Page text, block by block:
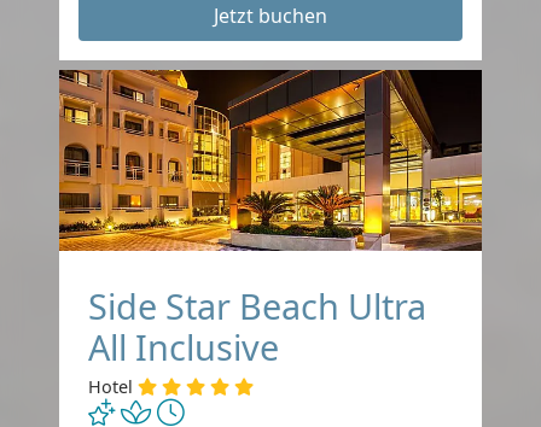
Jetzt buchen
Side Star Beach Ultra
All Inclusive
Hotel